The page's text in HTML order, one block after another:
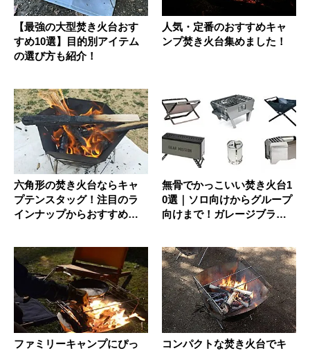
【最強の大型焚き火台おす
すめ10選】目的別アイテム
の選び方も紹介！
人気・定番のおすすめキャ
ンプ焚き火台集めました！
六角形の焚き火台ならキャ
プテンスタッグ！注目のラ
インナップからおすすめで
無骨でかっこいい焚き火台1
0選｜ソロ向けからグループ
向けまで！ガレージブラン
ファミリーキャンプにぴっ
コンパクトな焚き火台でキ